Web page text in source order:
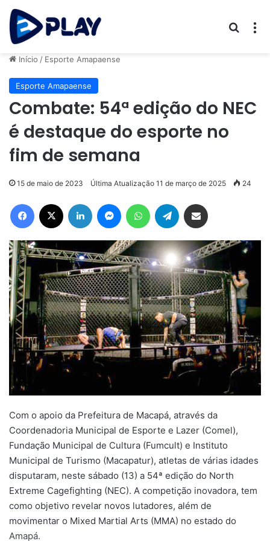
Início / Esporte Amapaense
Esporte Amapaense
Combate: 54ª edição do NEC
é destaque do esporte no
fim de semana
15 de maio de 2023 Última Atualização 11 de março de 2025 24
Facebook Linkedin MessengerWhatsAppTelegram
Com o apoio da Prefeitura de Macapá, através da
Coordenadoria Municipal de Esporte e Lazer (Comel),
Fundação Municipal de Cultura (Fumcult) e Instituto
Municipal de Turismo (Macapatur), atletas de várias idades
disputaram, neste sábado (13) a 54ª edição do North
Extreme Cagefighting (NEC). A competição inovadora, tem
como objetivo revelar novos lutadores, além de
movimentar o Mixed Martial Arts (MMA) no estado do
Amapá.